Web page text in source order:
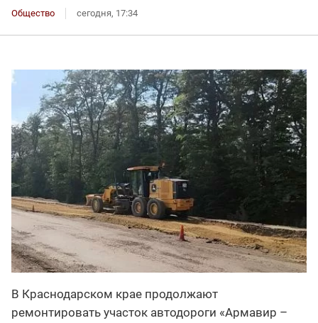
Общество сегодня, 17:34
В Краснодарском крае продолжают
ремонтировать участок автодороги «Армавир –